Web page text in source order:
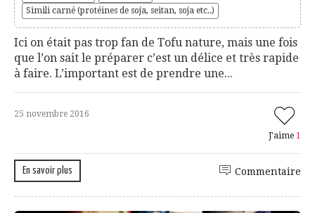
Simili carné (protéines de soja, seitan, soja etc..)
Ici on était pas trop fan de Tofu nature, mais une fois
que l’on sait le préparer c’est un délice et très rapide
à faire. L’important est de prendre une...
25 novembre 2016
J'aime 1
En savoir plus Commentaire